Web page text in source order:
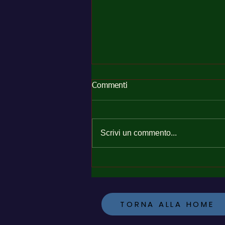
imprese alimentari di tutta la
Sardegna
Commenti
Scrivi un commento...
TORNA ALLA HOME